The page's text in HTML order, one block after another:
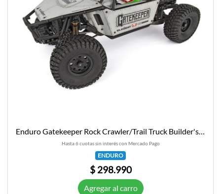
Hasta 6 cuotas sin interés con Mercado Pago
ENDURO
$ 298.990
Agregar al carro